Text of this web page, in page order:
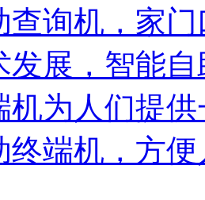
查询机，家门
发展，智能
机为人们提
终端机，方便